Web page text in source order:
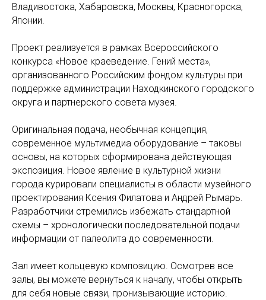
Владивостока, Хабаровска, Москвы, Красногорска,
Японии.
Проект реализуется в рамках Всероссийского
конкурса «Новое краеведение. Гений места»,
организованного Российским фондом культуры при
поддержке администрации Находкинского городского
округа и партнерского совета музея.
Оригинальная подача, необычная концепция,
современное мультимедиа оборудование – таковы
основы, на которых сформирована действующая
экспозиция. Новое явление в культурной жизни
города курировали специалисты в области музейного
проектирования Ксения Филатова и Андрей Рымарь.
Разработчики стремились избежать стандартной
схемы – хронологически последовательной подачи
информации от палеолита до современности.
Зал имеет кольцевую композицию. Осмотрев все
залы, вы можете вернуться к началу, чтобы открыть
для себя новые связи, пронизывающие историю.